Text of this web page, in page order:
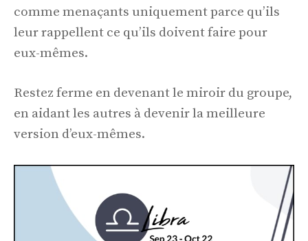
comme menaçants uniquement parce qu’ils
leur rappellent ce qu’ils doivent faire pour
eux-mêmes.
Restez ferme en devenant le miroir du groupe,
en aidant les autres à devenir la meilleure
version d’eux-mêmes.